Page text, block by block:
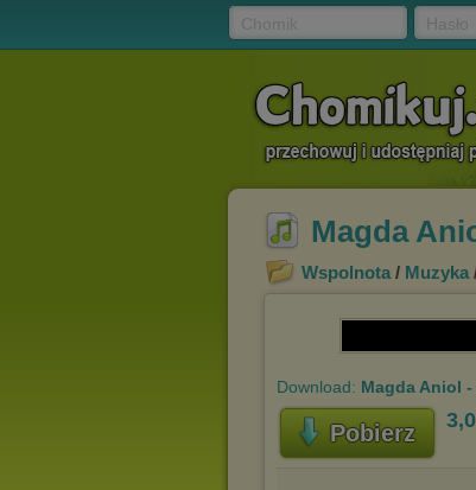
Magda
Wspolnota / Muzyka
Download: Magda Aniol
Pobierz